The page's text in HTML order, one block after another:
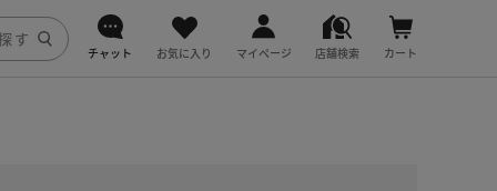
チャット お気に入り マイページ 店舗検索 カート